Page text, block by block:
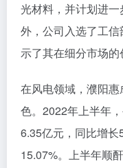
光材料，并计划进
外，公司入选了工信
示了其在细分市场的
在风电领域，濮阳
色。2022年上半年
6.35亿元，同比增
15.07%。上半年顺